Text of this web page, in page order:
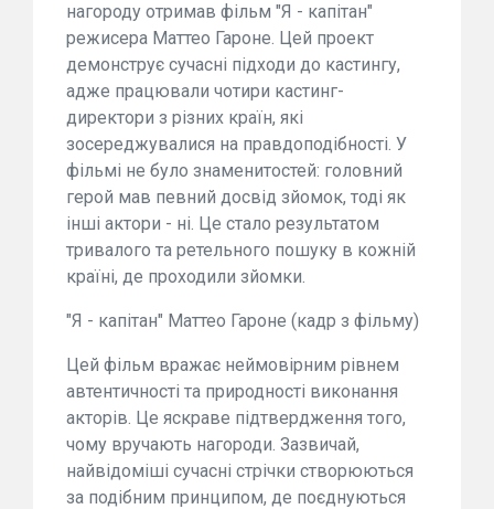
нагороду отримав фільм "Я - капітан"
режисера Маттео Гароне. Цей проект
демонструє сучасні підходи до кастингу,
адже працювали чотири кастинг-
директори з різних країн, які
зосереджувалися на правдоподібності. У
фільмі не було знаменитостей: головний
герой мав певний досвід зйомок, тоді як
інші актори - ні. Це стало результатом
тривалого та ретельного пошуку в кожній
країні, де проходили зйомки.
"Я - капітан" Маттео Гароне (кадр з фільму)
Цей фільм вражає неймовірним рівнем
автентичності та природності виконання
акторів. Це яскраве підтвердження того,
чому вручають нагороди. Зазвичай,
найвідоміші сучасні стрічки створюються
за подібним принципом, де поєднуються